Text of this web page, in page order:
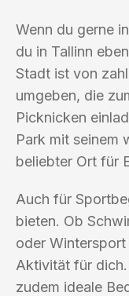
Wenn du gerne
du in Tallinn
Stadt ist von
umgeben, die
Picknicken
Park mit seinem
beliebter Ort für
Auch für
bieten. Ob
oder
Aktivität für
zudem ideale